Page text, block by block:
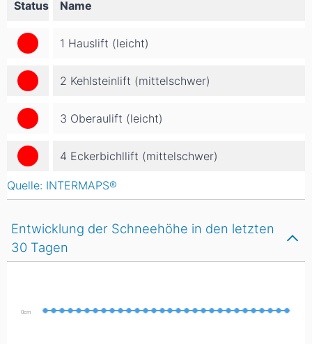
Status Name
1 Hauslift (leicht)
2 Kehlsteinlift (mittelschwer)
3 Oberaulift (leicht)
4 Eckerbichllift (mittelschwer)
Quelle: INTERMAPS®
Entwicklung der Schneehöhe in den letzten
30 Tagen
0cm